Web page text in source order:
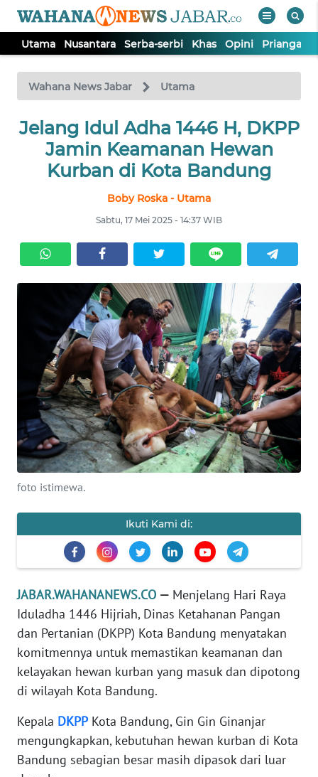
Utama Nusantara Serba-serbi Khas Opini Priangan
Wahana News Jabar Utama
Jelang Idul Adha 1446 H, DKPP
Jamin Keamanan Hewan
Kurban di Kota Bandung
Boby Roska - Utama
Sabtu, 17 Mei 2025 - 14:37 WIB
foto istimewa.
Ikuti Kami di:
JABAR.WAHANANEWS.CO — Menjelang Hari Raya
Iduladha 1446 Hijriah, Dinas Ketahanan Pangan
dan Pertanian (DKPP) Kota Bandung menyatakan
komitmennya untuk memastikan keamanan dan
kelayakan hewan kurban yang masuk dan dipotong
di wilayah Kota Bandung.
Kepala DKPPKota Bandung, Gin Gin Ginanjar
mengungkapkan, kebutuhan hewan kurban di Kota
Bandung sebagian besar masih dipasok dari luar
TV
Tutup
UTAMA
NUSANTARA
KHAS
PRIANGAN
TIMUR
SUKABUMI
PURWAKARTA
Informasi
KAMI
INFO
IKLAN
TENTANG
KAMI
PEDOMAN
MEDIA
SIBER